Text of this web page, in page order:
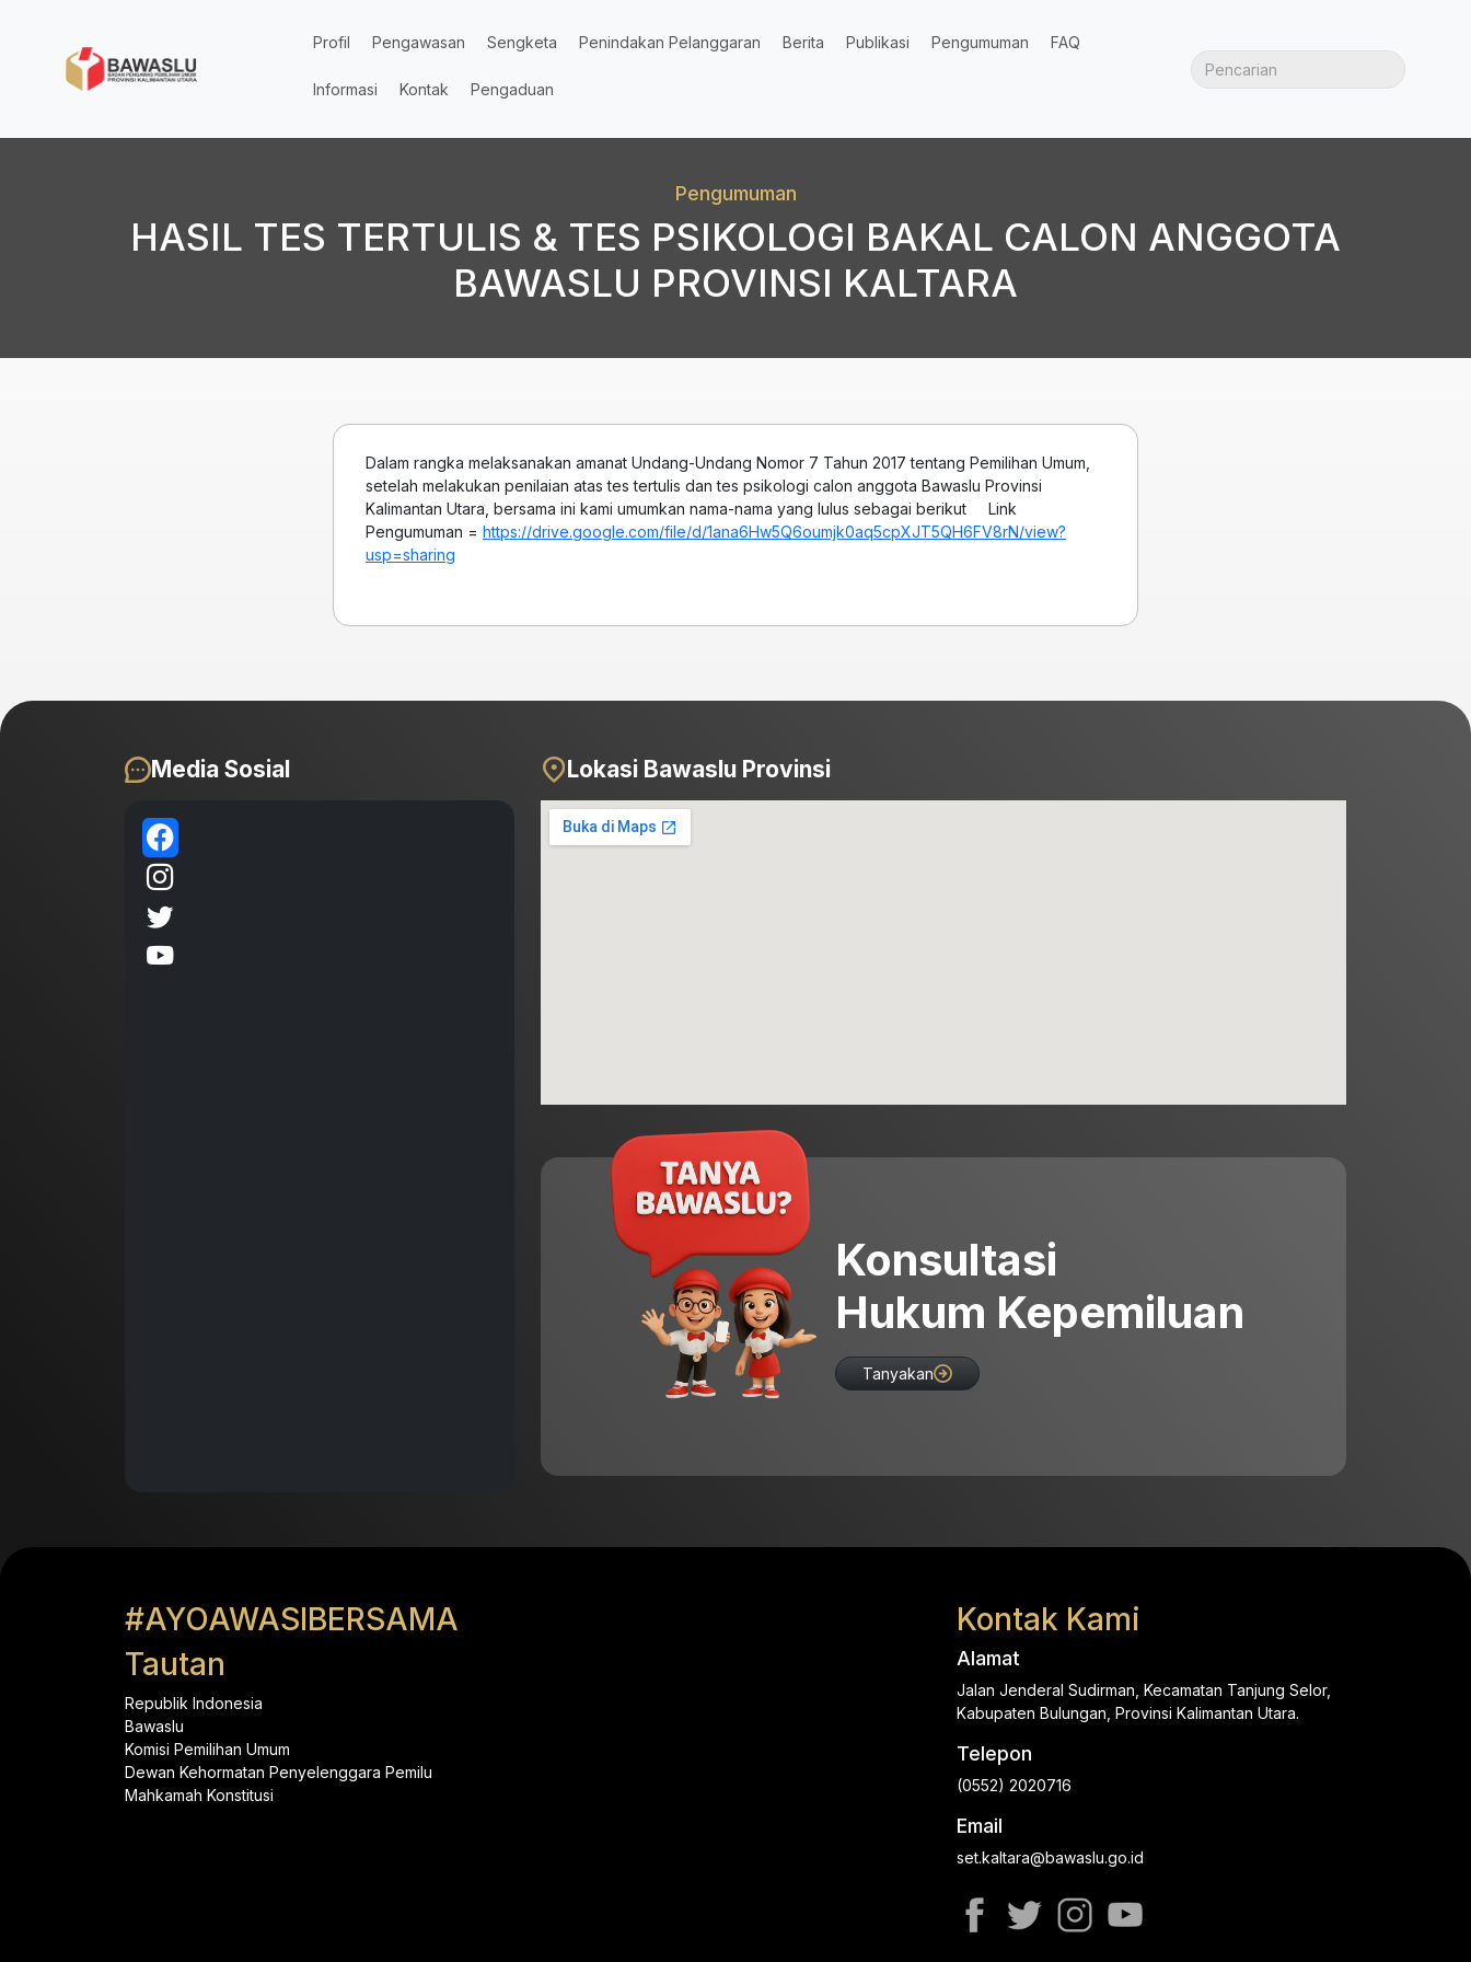
Profil
Pengawasan Sengketa Penindakan Pelanggaran Berita Publikasi Pengumuman FAQ
Informasi Kontak Pengaduan
Pengumuman
HASIL TES TERTULIS & TES PSIKOLOGI BAKAL CALON ANGGOTA
BAWASLU PROVINSI KALTARA
Dalam rangka melaksanakan amanat Undang-Undang Nomor 7 Tahun 2017 tentang Pemilihan Umum,
setelah melakukan penilaian atas tes tertulis dan tes psikologi calon anggota Bawaslu Provinsi
Kalimantan Utara, bersama ini kami umumkan nama-nama yang lulus sebagai berikut Link
Pengumuman = https://drive.google.com/file/d/1ana6Hw5Q6oumjk0aq5cpXJT5QH6FV8rN/view?
usp=sharing
Media Sosial Lokasi Bawaslu Provinsi
Konsultasi
Hukum Kepemiluan
Tanyakan
#AYOAWASIBERSAMA
Tautan
Republik Indonesia
Bawaslu
Komisi Pemilihan Umum
Dewan Kehormatan Penyelenggara Pemilu
Mahkamah Konstitusi
Kontak Kami
Alamat
Jalan Jenderal Sudirman, Kecamatan Tanjung Selor,
Kabupaten Bulungan, Provinsi Kalimantan Utara.
Telepon
(0552) 2020716
Email
set.kaltara@bawaslu.go.id